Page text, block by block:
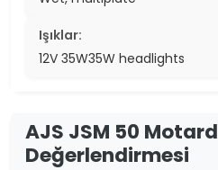
Işıklar:
12V 35W35W headlights
AJS JSM 50 Motard
Değerlendirmesi